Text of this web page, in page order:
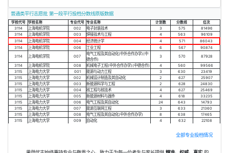
普通类平行志愿批 第一段平行投档分数线原版数据
学校代号 学校名称 专业代号 专业名称 计划数 分数线
位次
3114
上海电机学院 002 电子封装技术 3 575
81496
3114
上海电机学院 003 焊接技术与工程 4 563
96109
3114
上海电机学院 004 经济统计学 4 571
86043
3114
上海电机学院 006 工业工程 6 567
90874
3114
上海电机学院 007
电气工程及其自动化(中外合作办学)(中
德合作)
3 570
87928
3114
上海电机学院 008 机械电子工程(中外合作办学)(中德合作) 4 560
99566
3115
上海电力大学 001 能源与动力工程 3 630
23419
3115
上海电力大学 002 机械设计制造及其自动化 2 627
25907
3115
上海电力大学 003 新能源科学与工程 2 628
24830
3115
上海电力大学 004 核工程与核技术 4 627
25469
3115
上海电力大学 005 新能源材料与器件 4 618
33235
3115
上海电力大学 006 电气工程及其自动化 24 643
14793
3115
上海电力大学 007 能源互联网工程 3 633
21360
3115
上海电力大学 008 电气工程及其自动化(中外合作办学) 8 638
17465
3115
上海电力大学 009 自动化 4 632 22108
全部专业投档情况